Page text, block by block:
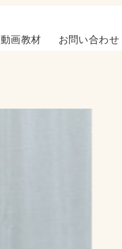
動画教材 お問い合わせ